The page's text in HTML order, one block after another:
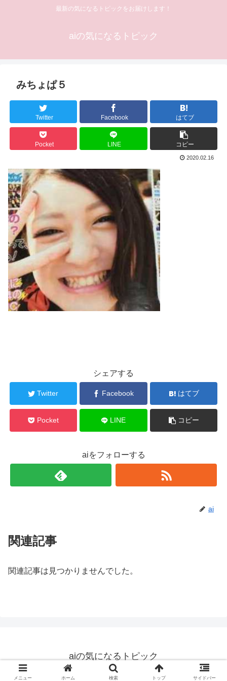
最新の気になるトピックをお届けします！
aiの気になるトピック
みちょぱ５
Twitter Facebook はてブ
Pocket LINE コピー
2020.02.16
シェアする
Twitter Facebook はてブ
Pocket LINE コピー
aiをフォローする
ai
関連記事
関連記事は見つかりませんでした。
aiの気になるトピック
© 2019 aiの気になるトピック.
メニュー ホーム 検索 トップ サイドバー